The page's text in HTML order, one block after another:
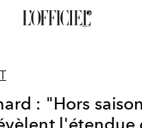
: "Hors
l'étendue